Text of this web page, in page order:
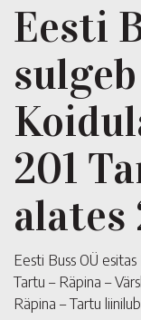
Eesti
201
alates
Eesti Buss OÜ
Tartu – Räpina –
Räpina – Tartu